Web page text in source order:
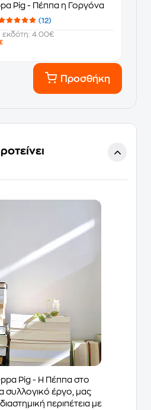
Pig - Πέππα η Γοργόνα
(12)
εκδότη: 4.00€
Προσθήκη
Pig - Η Πέππα στο
συλλογικό έργο, μας
περιπέτεια με